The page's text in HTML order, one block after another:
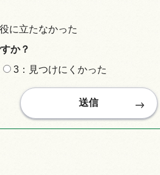
に立たなかった
か？
3：見つけにくかった